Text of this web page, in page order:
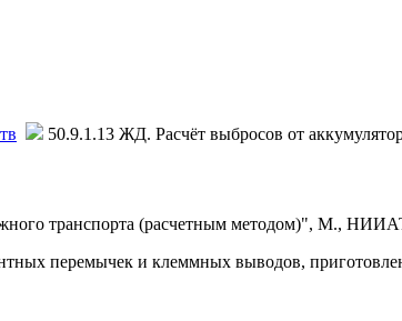
50.9.1.13 ЖД. Расчёт выбросов от
транспорта (расчетным методом)", М.,
перемычек и клеммных выводов,